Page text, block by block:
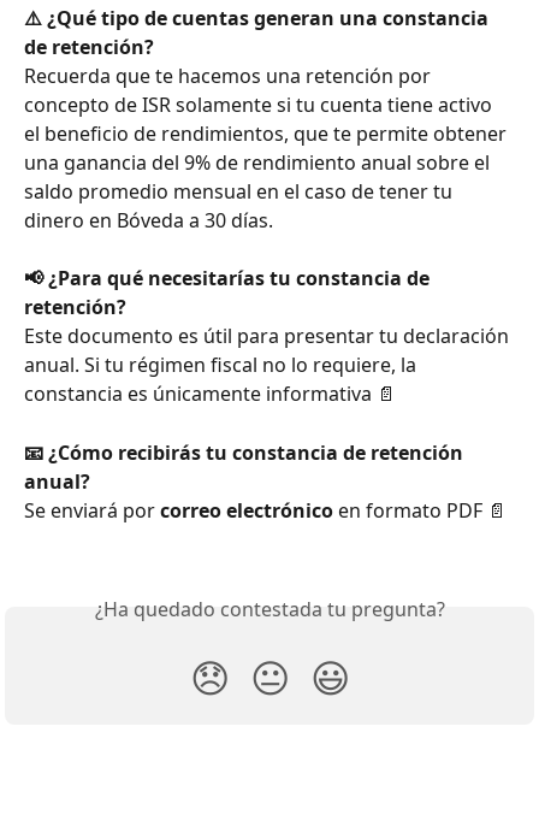
⚠️ ¿Qué tipo de cuentas generan una constancia
de retención?
Recuerda que te hacemos una retención por
concepto de ISR solamente si tu cuenta tiene activo
el beneficio de rendimientos, que te permite obtener
una ganancia del 9% de rendimiento anual sobre el
saldo promedio mensual en el caso de tener tu
dinero en Bóveda a 30 días.
📢 ¿Para qué necesitarías tu constancia de
retención?
Este documento es útil para presentar tu declaración
anual. Si tu régimen fiscal no lo requiere, la
constancia es únicamente informativa 📄
📧 ¿Cómo recibirás tu constancia de retención
anual?
Se enviará por correo electrónico en formato PDF 📄
¿Ha quedado contestada tu pregunta?
😞 😐 😃